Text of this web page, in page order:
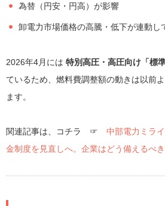
為替（円安・円高）が影響
卸電力市場価格の高騰・低下が連動し
2026年4月には 特別高圧・高圧向け「標
ているため、燃料費調整額の動きは以前
ます。
関連記事は、コチラ ☞ 中部電力ミラ
金制度を見直しへ。企業はどう備えるべ